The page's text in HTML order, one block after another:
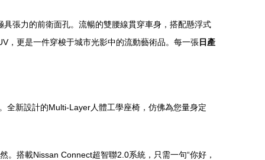
張力的前衛面孔。流暢的雙腰線貫穿車身，搭配懸浮式
，更是一件穿梭于城市光影中的流動藝術品。每一張日產
全新設計的Multi-Layer人體工學座椅，仿佛為您量身定
搭載Nissan Connect超智聯2.0系統，只需一句“你好，